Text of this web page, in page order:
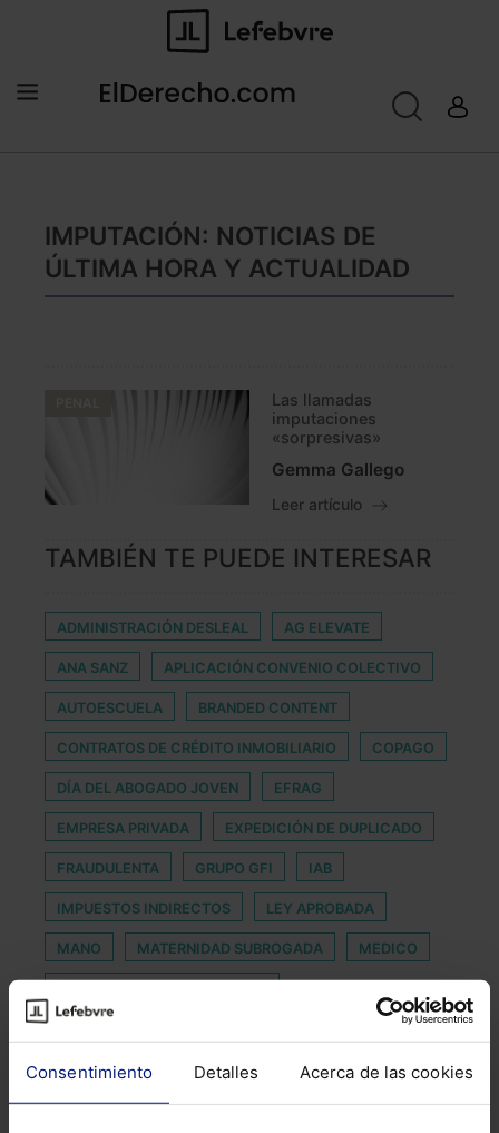
Consentimiento Detalles Acerca de las cookies
IMPUTACIÓN: NOTICIAS DE
ÚLTIMA HORA Y ACTUALIDAD
Las llamadas
imputaciones
«sorpresivas»
Gemma Gallego
Leer artículo
TAMBIÉN TE PUEDE INTERESAR
ADMINISTRACIÓN DESLEAL AG ELEVATE
ANA SANZ APLICACIÓN CONVENIO COLECTIVO
AUTOESCUELA BRANDED CONTENT
CONTRATOS DE CRÉDITO INMOBILIARIO COPAGO
DÍA DEL ABOGADO JOVEN EFRAG
EMPRESA PRIVADA EXPEDICIÓN DE DUPLICADO
FRAUDULENTA GRUPO GFI IAB
IMPUESTOS INDIRECTOS LEY APROBADA
MANO MATERNIDAD SUBROGADA MEDICO
PROGRAMAS INFORMÁTICOS
REAL DECRETO 463/2020